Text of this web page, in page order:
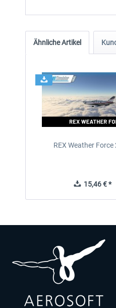
Ähnliche Artikel
REX Weather Force
15,46 € *